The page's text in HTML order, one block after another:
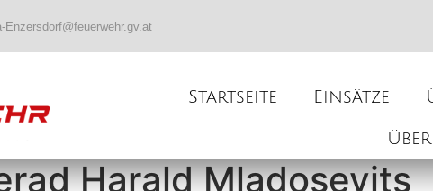
Enzersdorf@feuerwehr.gv.at
Startseite Einsätze
Harald Mladosevits